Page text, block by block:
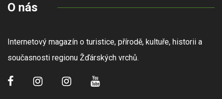
O nás
Internetový magazín o turistice, přírodě, kultuře, historii a
současnosti regionu Žďárských vrchů.